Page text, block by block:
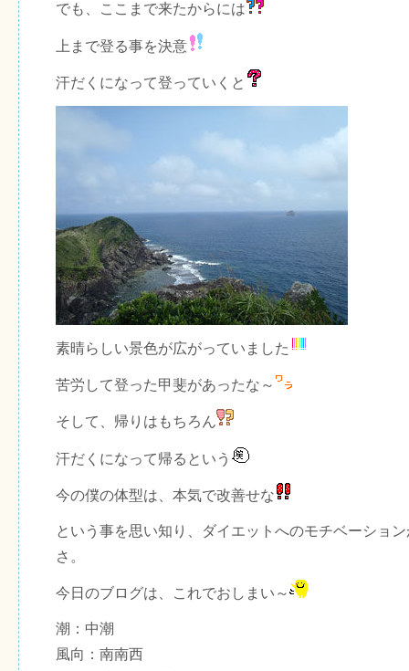
でも、ここまで来たからには
上まで登る事を決意
汗だくになって登っていくと
素晴らしい景色が広がっていました
苦労して登った甲斐があったな～
そして、帰りはもちろん
汗だくになって帰るという
今の僕の体型は、本気で改善せな
という事を思い知り、ダイエットへのモチベーショ
さ。
今日のブログは、これでおしまい～
潮：中潮
風向：南南西